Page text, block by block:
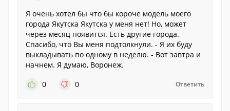
Я очень хотел бы что бы короче модель моего
города Якутска Якутска у меня нет! Но, может
через месяц появится. Есть другие города.
Спасибо, что Вы меня подтолкнули. - Я их буду
выкладывать по одному в неделю. - Вот завтра и
начнем. Я думаю, Воронеж.
0
0 Ответить